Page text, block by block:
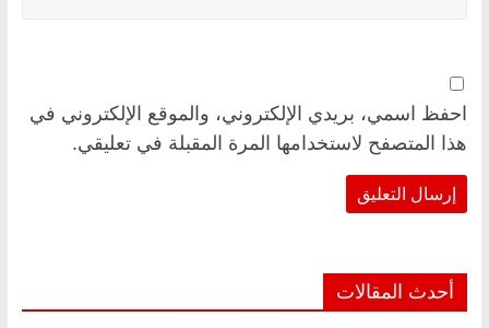
احفظ اسمي، بريدي الإلكتروني، والموقع الإلكتروني في
هذا المتصفح لاستخدامها المرة المقبلة في تعليقي.
أحدث المقالات